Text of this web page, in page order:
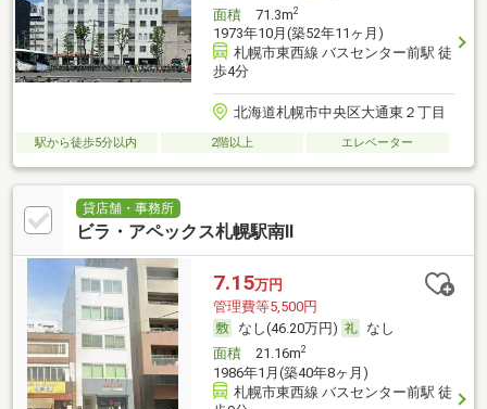
面積71.3m2
1973年10月(築52年11ヶ月)
札幌市東西線 バスセンター前駅 徒
歩4分
北海道札幌市中央区大通東２丁目
駅から徒歩5分以内 2階以上 エレベーター
貸店舗・事務所
ビラ・アペックス札幌駅南Ⅱ
7.15万円
管理費等5,500円
なし(46.20万円)
なし
面積21.16m2
1986年1月(築40年8ヶ月)
札幌市東西線 バスセンター前駅 徒